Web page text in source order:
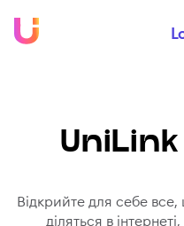
UniLink
Відкрийте для себе
діляться в